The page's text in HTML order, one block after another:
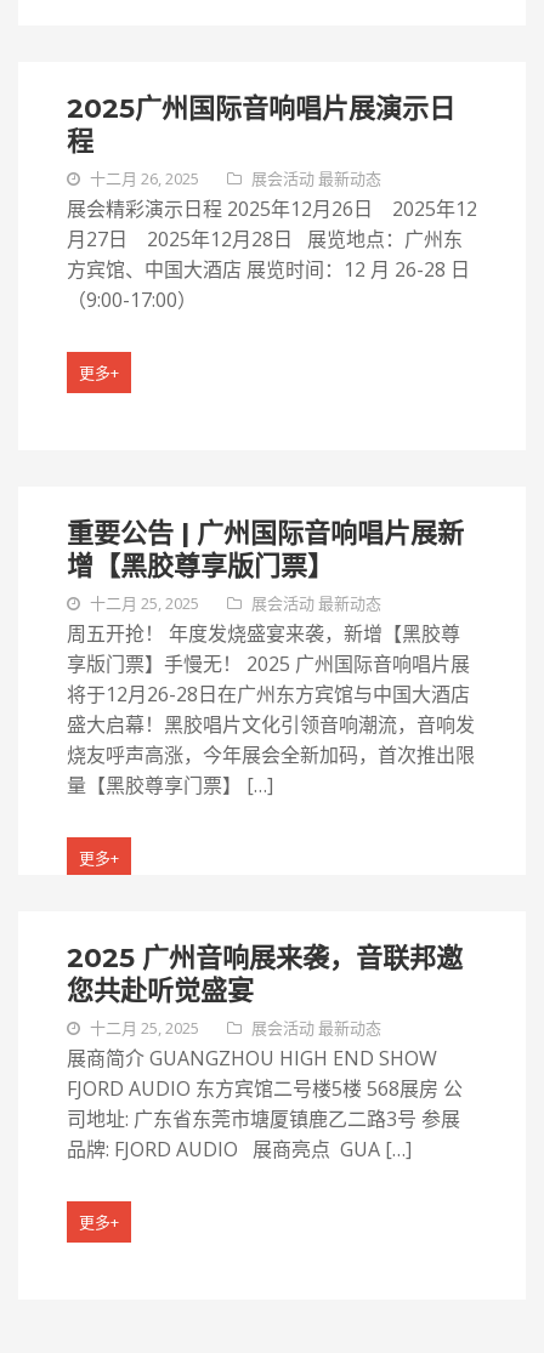
2025广州国际音响唱片展演示日
程
十二月 26, 2025 展会活动最新动态
展会精彩演示日程 2025年12月26日 2025年12
月27日 2025年12月28日 展览地点：广州东
方宾馆、中国大酒店 展览时间：12 月 26-28 日
（9:00-17:00）
更多+
重要公告 | 广州国际音响唱片展新
增【黑胶尊享版门票】
十二月 25, 2025 展会活动最新动态
周五开抢！ 年度发烧盛宴来袭，新增【黑胶尊
享版门票】手慢无！ 2025 广州国际音响唱片展
将于12月26-28日在广州东方宾馆与中国大酒店
盛大启幕！黑胶唱片文化引领音响潮流，音响发
烧友呼声高涨，今年展会全新加码，首次推出限
量【黑胶尊享门票】 […]
更多+
2025 广州音响展来袭，音联邦邀
您共赴听觉盛宴
十二月 25, 2025 展会活动最新动态
展商简介 GUANGZHOU HIGH END SHOW
FJORD AUDIO 东方宾馆二号楼5楼 568展房 公
司地址: 广东省东莞市塘厦镇鹿乙二路3号 参展
品牌: FJORD AUDIO 展商亮点 GUA […]
更多+